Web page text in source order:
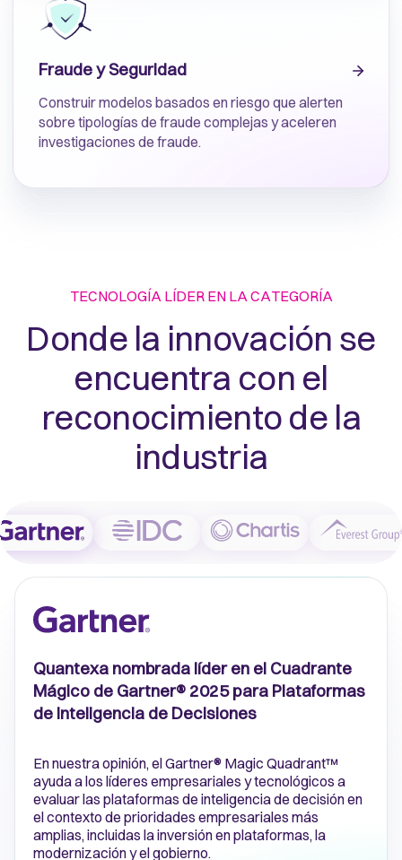
Fraude y Seguridad
Construir modelos basados en riesgo que alerten
sobre tipologías de fraude complejas y aceleren
investigaciones de fraude.
TECNOLOGÍA LÍDER EN LA CATEGORÍA
Donde la innovación se
encuentra con el
reconocimiento de la
industria
Quantexa nombrada líder en el Cuadrante
Mágico de Gartner® 2025 para Plataformas
de Inteligencia de Decisiones
En nuestra opinión, el Gartner® Magic Quadrant™
ayuda a los líderes empresariales y tecnológicos a
evaluar las plataformas de inteligencia de decisión en
el contexto de prioridades empresariales más
amplias, incluidas la inversión en plataformas, la
modernización y el gobierno.